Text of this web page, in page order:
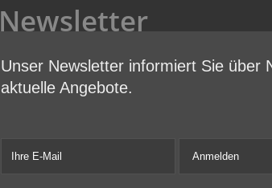
Newsletter
Unser Newsletter informiert Sie über
aktuelle Angebote.